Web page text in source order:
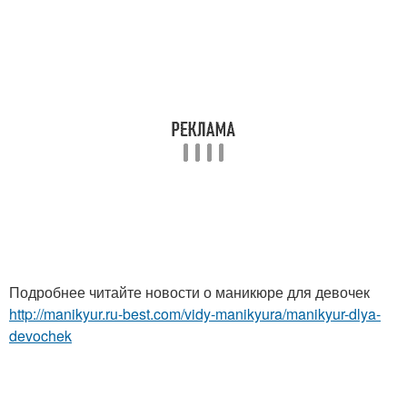
Подробнее читайте новости о маникюре для девочек
http://manikyur.ru-best.com/vidy-manikyura/manikyur-dlya-
devochek